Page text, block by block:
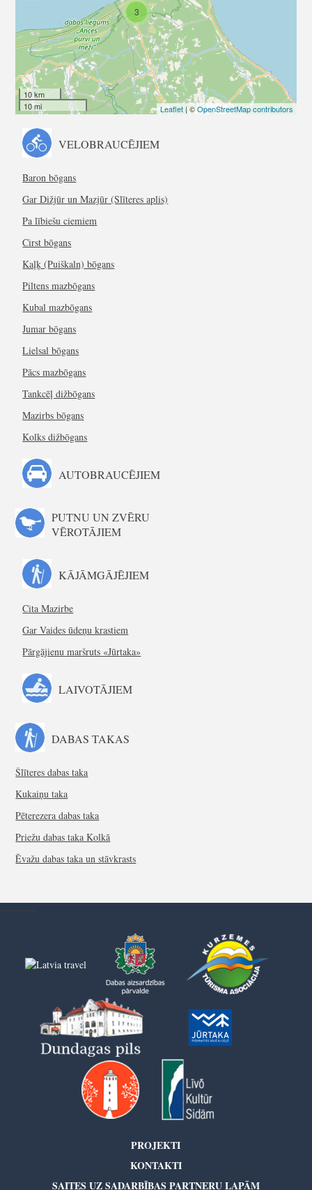
3
10 km
10 mi
Leaflet| ©OpenStreetMap contributors
VELOBRAUCĒJIEM
Baron bōgans
Gar Dižjūr un Mazjūr (Slīteres aplis)
Pa lībiešu ciemiem
Cirst bōgans
Kaļķ (Puiškaln) bōgans
Piltens mazbōgans
Kubal mazbōgans
Jumar bōgans
Lielsal bōgans
Pācs mazbōgans
Tankcēļ dižbōgans
Mazirbs bōgans
Kolks dižbōgans
AUTOBRAUCĒJIEM
PUTNU UN ZVĒRU
VĒROTĀJIEM
KĀJĀMGĀJĒJIEM
Cita Mazirbe
Gar Vaides ūdeņu krastiem
Pārgājienu maršruts «Jūrtaka»
LAIVOTĀJIEM
DABAS TAKAS
Šlīteres dabas taka
Kukaiņu taka
Pēterezera dabas taka
Priežu dabas taka Kolkā
Ēvažu dabas taka un stāvkrasts
PROJEKTI
KONTAKTI
SAITES UZ SADARBĪBAS PARTNERU LAPĀM